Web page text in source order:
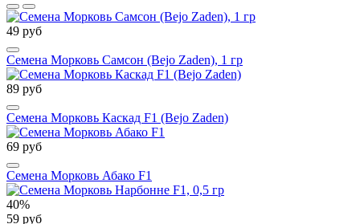
49 руб
Семена Морковь Самсон (Bejo Zaden), 1 гр
89 руб
Семена Морковь Каскад F1 (Bejo Zaden)
69 руб
Семена Морковь Абако F1
40%
59 руб